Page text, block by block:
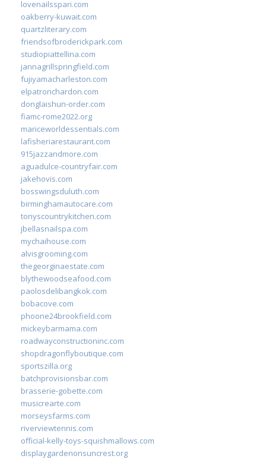
lovenailsspari.com
oakberry-kuwait.com
quartzliterary.com
friendsofbroderickpark.com
studiopiattellina.com
jannagrillspringfield.com
fujiyamacharleston.com
elpatronchardon.com
donglaishun-order.com
fiamc-rome2022.org
mariceworldessentials.com
lafisheriarestaurant.com
915jazzandmore.com
aguadulce-countryfair.com
jakehovis.com
bosswingsduluth.com
birminghamautocare.com
tonyscountrykitchen.com
jbellasnailspa.com
mychaihouse.com
alvisgrooming.com
thegeorginaestate.com
blythewoodseafood.com
paolosdelibangkok.com
bobacove.com
phoone24brookfield.com
mickeybarmama.com
roadwayconstructioninc.com
shopdragonflyboutique.com
sportszilla.org
batchprovisionsbar.com
brasserie-gobette.com
musicrearte.com
morseysfarms.com
riverviewtennis.com
official-kelly-toys-squishmallows.com
displaygardenonsuncrest.org